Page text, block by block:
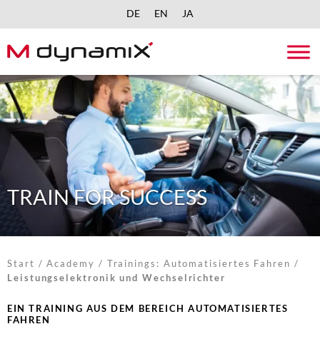
DE EN
JA
TRAIN FOR SUCCESS
Start /Academy / Trainings: Automatisiertes Fahren /
Leistungselektronik und Wechselrichter​
EIN TRAINING AUS DEM BEREICH AUTOMATISIERTES
FAHREN